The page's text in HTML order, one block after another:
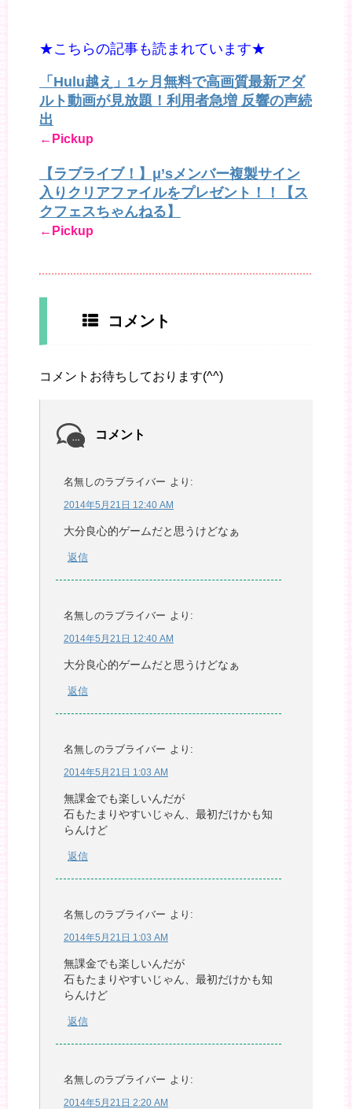
★こちらの記事も読まれています★
「Hulu越え」1ヶ月無料で高画質最新アダ
ルト動画が見放題！利用者急増 反響の声続
出
←Pickup
【ラブライブ！】μ’sメンバー複製サイン
入りクリアファイルをプレゼント！！【ス
クフェスちゃんねる】
←Pickup
コメント
コメントお待ちしております(^^)
コメント
名無しのラブライバー より:
2014年5月21日 12:40 AM
大分良心的ゲームだと思うけどなぁ
返信
名無しのラブライバー より:
2014年5月21日 12:40 AM
大分良心的ゲームだと思うけどなぁ
返信
名無しのラブライバー より:
2014年5月21日 1:03 AM
無課金でも楽しいんだが
石もたまりやすいじゃん、最初だけかも知
らんけど
返信
名無しのラブライバー より:
2014年5月21日 1:03 AM
無課金でも楽しいんだが
石もたまりやすいじゃん、最初だけかも知
らんけど
返信
名無しのラブライバー より:
2014年5月21日 2:20 AM